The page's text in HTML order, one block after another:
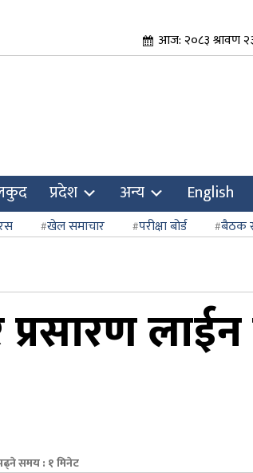
आज: २०८३ श्रावण
प्रदेश अन्य English
खेल समाचार परीक्षा बोर्ड बैठक
लाईन
समय : १ मिनेट